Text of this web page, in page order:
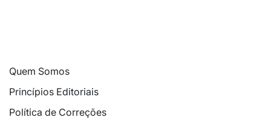
Quem Somos
Princípios Editoriais
Política de Correções